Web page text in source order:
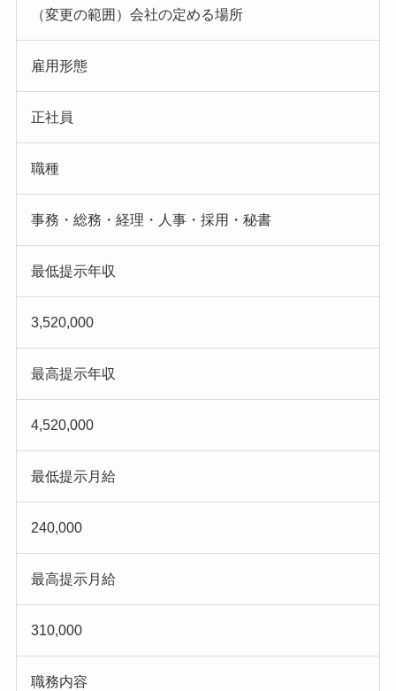
（変更の範囲）会社の定める場所
雇用形態
正社員
職種
事務・総務・経理・人事・採用・秘書
最低提示年収
3,520,000
最高提示年収
4,520,000
最低提示月給
240,000
最高提示月給
310,000
職務内容